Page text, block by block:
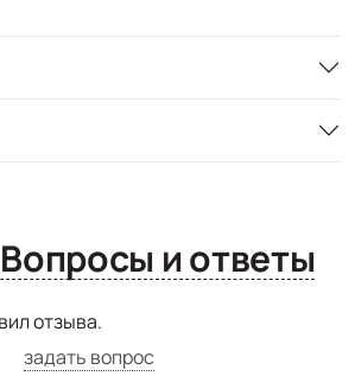
Вопросы и ответы
отзыва.
задать вопрос